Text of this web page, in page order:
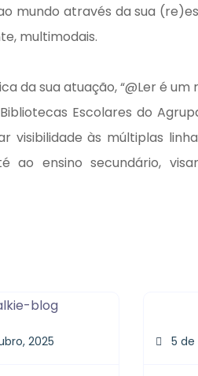
mundo através da sua
multimodais.
da sua atuação, “@Ler é
Escolares do
visibilidade às múltiplas
ao ensino secundário,
2025 5 de